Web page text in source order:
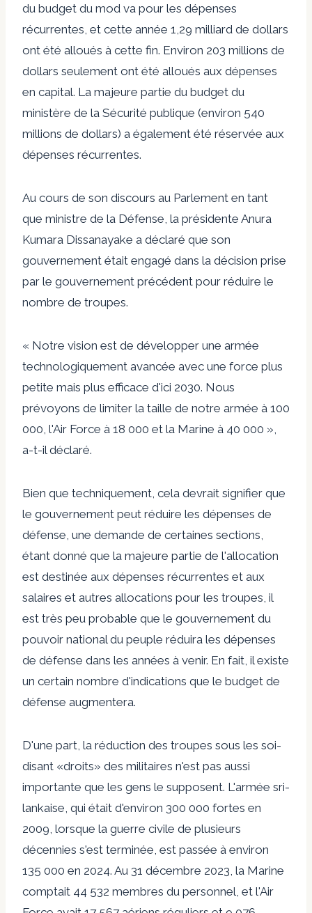
du budget du mod va pour les dépenses
récurrentes, et cette année 1,29 milliard de dollars
ont été alloués à cette fin. Environ 203 millions de
dollars seulement ont été alloués aux dépenses
en capital. La majeure partie du budget du
ministère de la Sécurité publique (environ 540
millions de dollars) a également été réservée aux
dépenses récurrentes.
Au cours de son discours au Parlement en tant
que ministre de la Défense, la présidente Anura
Kumara Dissanayake a déclaré que son
gouvernement était engagé dans la décision prise
par le gouvernement précédent pour réduire le
nombre de troupes.
« Notre vision est de développer une armée
technologiquement avancée avec une force plus
petite mais plus efficace d'ici 2030. Nous
prévoyons de limiter la taille de notre armée à 100
000, l'Air Force à 18 000 et la Marine à 40 000 »,
a-t-il déclaré.
Bien que techniquement, cela devrait signifier que
le gouvernement peut réduire les dépenses de
défense, une demande de certaines sections,
étant donné que la majeure partie de l'allocation
est destinée aux dépenses récurrentes et aux
salaires et autres allocations pour les troupes, il
est très peu probable que le gouvernement du
pouvoir national du peuple réduira les dépenses
de défense dans les années à venir. En fait, il existe
un certain nombre d'indications que le budget de
défense augmentera.
D'une part, la réduction des troupes sous les soi-
disant «droits» des militaires n'est pas aussi
importante que les gens le supposent. L'armée sri-
lankaise, qui était d'environ 300 000 fortes en
2009, lorsque la guerre civile de plusieurs
décennies s'est terminée, est passée à environ
135 000 en 2024. Au 31 décembre 2023, la Marine
comptait 44 532 membres du personnel, et l'Air